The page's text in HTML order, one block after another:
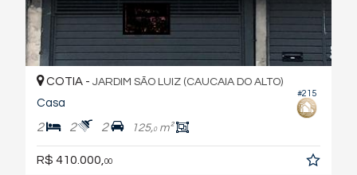
#215
COTIA - JARDIM SÃO LUIZ (CAUCAIA DO ALTO)
Casa
2 2 2 125,0m²
R$ 410.000, 00